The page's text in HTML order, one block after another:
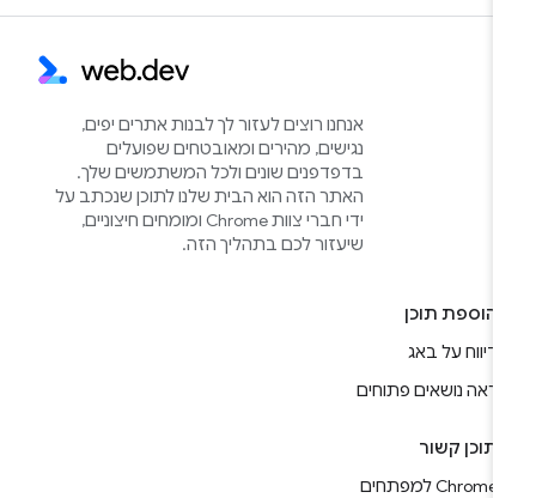
אנחנו רוצים לעזור לך לבנות אתרים יפים,
נגישים, מהירים ומאובטחים שפועלים
בדפדפנים שונים ולכל המשתמשים שלך.
האתר הזה הוא הבית שלנו לתוכן שנכתב על
ידי חברי צוות Chrome ומומחים חיצוניים,
שיעזור לכם בתהליך הזה.
הוספת תוכן
דיווח על באג
ראה נושאים פתוחים
תוכן קשור
Chrome למפתחים